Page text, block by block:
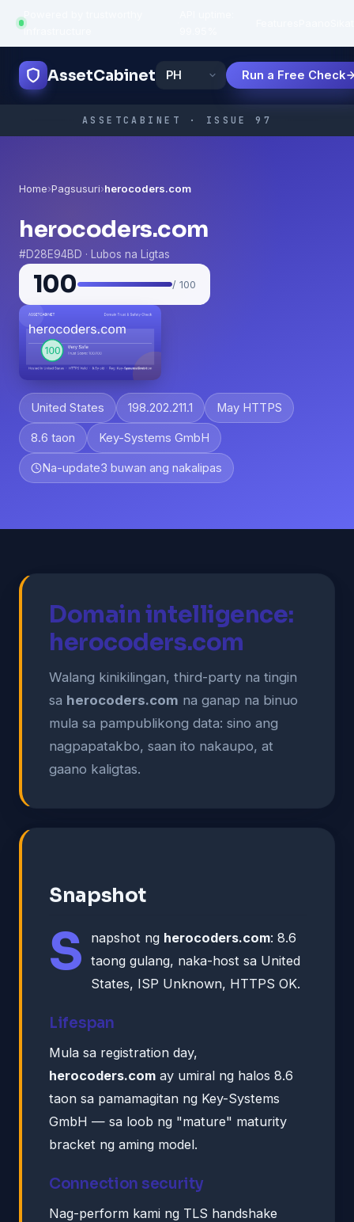
infrastructure
AssetCabinet Run a Free Check
ASSETCABINET · ISSUE 97
Home›Pagsusuri›herocoders.com
herocoders.com
#D28E94BD · Lubos na Ligtas
100 / 100
United States 198.202.211.1 May HTTPS
8.6 taon Key-Systems GmbH
Na-update3 buwan ang nakalipas
Domain intelligence:
herocoders.com
Walang kinikilingan, third-party na tingin
sa herocoders.com na ganap na binuo
mula sa pampublikong data: sino ang
nagpapatakbo, saan ito nakaupo, at
gaano kaligtas.
Snapshot
S napshot ng herocoders.com: 8.6
taong gulang, naka-host sa United
States, ISP Unknown, HTTPS OK.
Lifespan
Mula sa registration day,
herocoders.com ay umiral ng halos 8.6
taon sa pamamagitan ng Key-Systems
GmbH — sa loob ng "mature" maturity
bracket ng aming model.
Connection security
Nag-perform kami ng TLS handshake